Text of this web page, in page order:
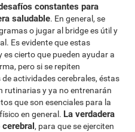
constantes para
saludable. En general, se
o jugar al bridge es útil y
Es evidente que estas
cierto que pueden ayudar a
pero si se repiten
actividades cerebrales, éstas
rutinarias y ya no entrenarán
que son esenciales para la
en general. La verdadera
cerebral, para que se ejerciten